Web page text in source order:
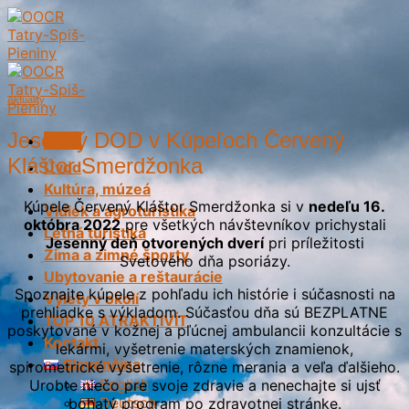
Skip
to
content
Úvod
Kultúra, múzeá
Vidiek a agroturistika
Letná turistika
Zima a zimné športy
Ubytovanie a reštaurácie
Výlety v okolí
TOP 10 ATRAKTIVÍT
Kontakt
Slovenčina
English
Deutsch
Aktuality
Jesenný DOD v Kúpeľoch Červený
Kláštor Smerdžonka
Kúpele Červený Kláštor Smerdžonka si v nedeľu 16.
októbra 2022pre všetkých návštevníkov prichystali
Jesenný deň otvorených dverípri príležitosti
Svetového dňa psoriázy.
Spoznajte kúpele z pohľadu ich histórie i súčasnosti na
prehliadke s výkladom. Súčasťou dňa sú BEZPLATNE
poskytované v kožnej a pľúcnej ambulancii konzultácie s
lekármi, vyšetrenie materských znamienok,
spirometrické vyšetrenie, rôzne merania a veľa ďalšieho.
Urobte niečo pre svoje zdravie a nenechajte si ujsť
bohatý program po zdravotnej stránke.